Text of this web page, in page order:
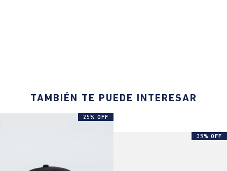
TAMBIÉN TE PUEDE INTERESAR
25% OFF
35% OFF